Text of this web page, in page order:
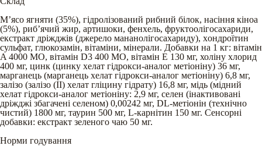
М’ясо ягняти (35%), гідролізований рибний білок, насіння кіноа
(5%), риб’ячий жир, артишоки, фенхель, фруктоолігосахариди,
екстракт дріжджів (джерело мананолігосахариду), xондроїтин
сульфат, глюкозамін, вітаміни, мінерали. Добавки на 1 кг: вітамін
A 4000 МО, вітамін D3 400 МО, вітамін E 130 мг, холіну хлорид
400 мг, цинк (цинку хелат гідрокси-аналог метіоніну) 36 мг,
марганець (марганець хелат гідрокси-аналог метіоніну) 6,8 мг,
залізо (залізо (II) хелат гліцину гідрату) 16,8 мг, мідь (мідний
хелат гідрокси-аналог метіоніну: 2,9 мг, cелен (інактивовані
дріжджі збагачені селеном) 0,00242 мг, DL-метіонін (технічно
чистий) 1800 мг, таурин 500 мг, L-карнітин 150 мг. Сенсорні
добавки: екстракт зеленого чаю 50 мг.
Норми годування